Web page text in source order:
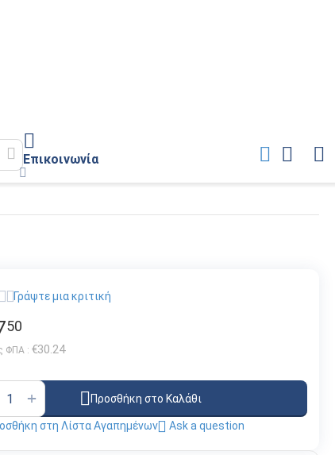
Επικοινωνία
Γράψτε μια κριτική
50
ΦΠΑ : €30.24
+ Προσθήκη στο Καλάθι
στη Λίστα Αγαπημένων Ask a question